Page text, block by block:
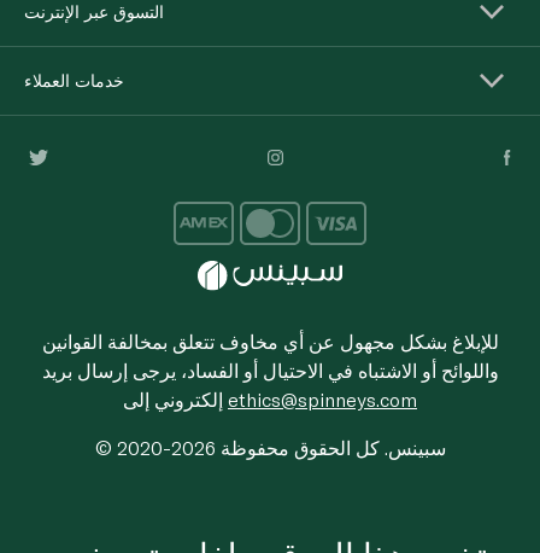
التسوق عبر الإنترنت
خدمات العملاء
للإبلاغ بشكل مجهول عن أي مخاوف تتعلق بمخالفة القوانين
واللوائح أو الاشتباه في الاحتيال أو الفساد، يرجى إرسال بريد
ethics@spinneys.com
© 2020-2026 سبينس. كل الحقوق محفوظة